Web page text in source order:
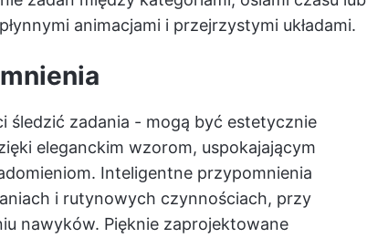
animacjami i przejrzystymi układami.
śledzić zadania - mogą być estetycznie
eleganckim wzorom, uspokajającym
Inteligentne przypomnienia
i rutynowych czynnościach, przy
nawyków. Pięknie zaprojektowane